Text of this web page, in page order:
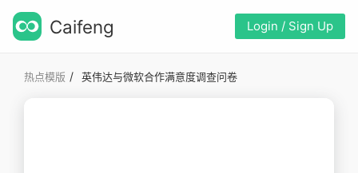
Caifeng Login / Sign Up
热点模版 / 英伟达与微软合作满意度调查问卷